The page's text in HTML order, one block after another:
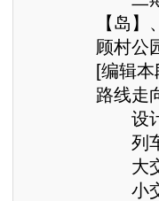
【岛
顾村公
[编辑本
路线走
设计
列车
大交
小交